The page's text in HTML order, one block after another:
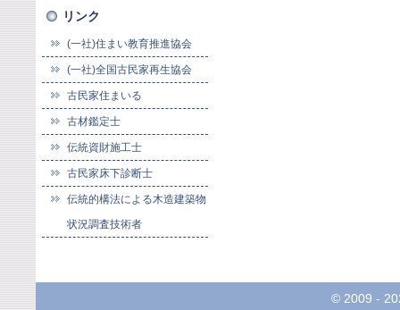
リンク
(一社)住まい教育推進協会
(一社)全国古民家再生協会
古民家住まいる
古材鑑定士
伝統資財施工士
古民家床下診断士
伝統的構法による木造建築物
状況調査技術者
© 2009 -